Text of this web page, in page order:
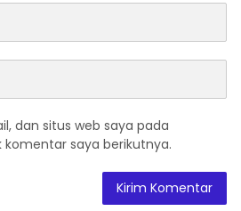
dan situs web saya pada
saya berikutnya.